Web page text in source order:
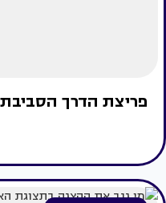
פריצת הדרך